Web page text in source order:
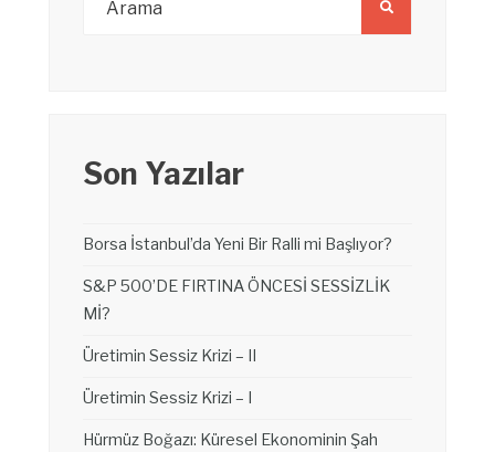
Son Yazılar
Borsa İstanbul’da Yeni Bir Ralli mi Başlıyor?
S&P 500’DE FIRTINA ÖNCESİ SESSİZLİK
Mİ?
Üretimin Sessiz Krizi – II
Üretimin Sessiz Krizi – I
Hürmüz Boğazı: Küresel Ekonominin Şah